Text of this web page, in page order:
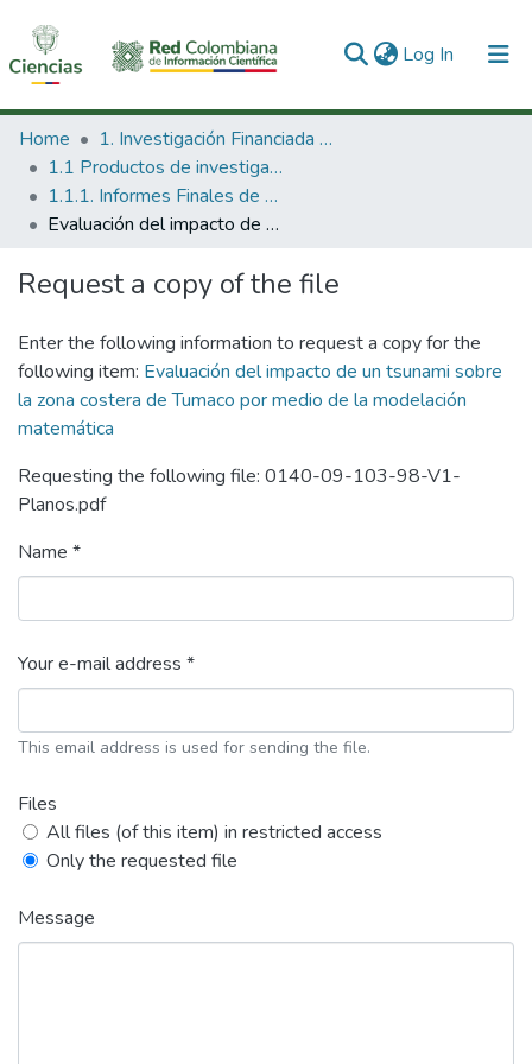
Log In (current)
Communities & Collections
All of DSpace
Statistics
Home
1. Investigación Financiada con Recursos Públicos
1.1 Productos de investigación
1.1.1. Informes Finales de Proyectos de Investigación
Evaluación del impacto de un tsunami sobre la zona costera de Tumaco por medio de la modelación matemática
Request a copy of the file
Enter the following information to request a copy for the
following item: Evaluación del impacto de un tsunami sobre
la zona costera de Tumaco por medio de la modelación
matemática
Requesting the following file: 0140-09-103-98-V1-
Planos.pdf
Name *
Your e-mail address *
This email address is used for sending the file.
Files
All files (of this item) in restricted access
Only the requested file
Message